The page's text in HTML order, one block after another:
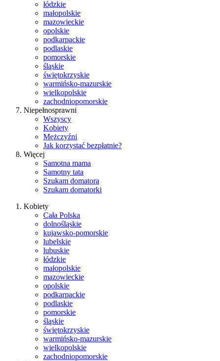
łódzkie
małopolskie
mazowieckie
opolskie
podkarpackie
podlaskie
pomorskie
śląskie
świętokrzyskie
warmińsko-mazurskie
wielkopolskie
zachodniopomorskie
Niepełnosprawni
Wszyscy
Kobiety
Mężczyźni
Jak korzystać bezpłatnie?
Więcej
Samotna mama
Samotny tata
Szukam domatora
Szukam domatorki
Kobiety
Cała Polska
dolnośląskie
kujawsko-pomorskie
lubelskie
lubuskie
łódzkie
małopolskie
mazowieckie
opolskie
podkarpackie
podlaskie
pomorskie
śląskie
świętokrzyskie
warmińsko-mazurskie
wielkopolskie
zachodniopomorskie